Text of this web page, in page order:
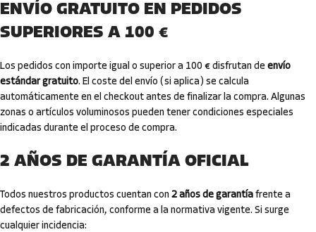
ENVÍO GRATUITO EN PEDIDOS
SUPERIORES A 100 €
Los pedidos con importe igual o superior a 100 € disfrutan de envío
estándar gratuito. El coste del envío (si aplica) se calcula
automáticamente en el checkout antes de finalizar la compra. Algunas
zonas o artículos voluminosos pueden tener condiciones especiales
indicadas durante el proceso de compra.
2 AÑOS DE GARANTÍA OFICIAL
Todos nuestros productos cuentan con 2 años de garantía frente a
defectos de fabricación, conforme a la normativa vigente. Si surge
cualquier incidencia: